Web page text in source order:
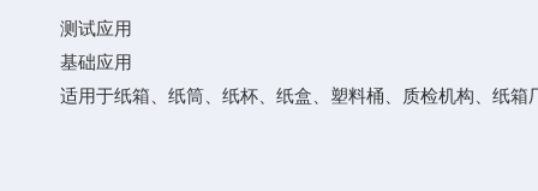
测试应用
基础应用
适用于纸箱、纸筒、纸杯、纸盒、塑料桶、质检机构、纸箱